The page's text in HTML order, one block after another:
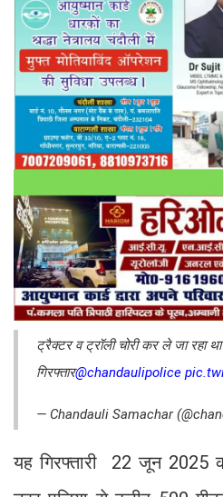
ट्रैक्टर व ट्रॉली चोरी कर ले जा रहा था
गिरफ्तार@chandaulipolice
— Chandauli Samachar
यह गिरफ्तारी 22 जून 2025